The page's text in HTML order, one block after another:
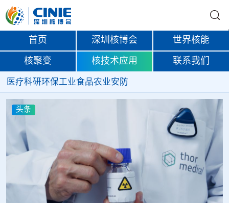
首页 深圳核博会 世界核能
核聚变 核技术应用 联系我们
医疗科研环保工业食品农业安防
头条